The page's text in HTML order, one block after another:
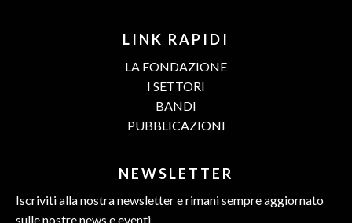
LINK RAPIDI
LA FONDAZIONE
I SETTORI
BANDI
PUBBLICAZIONI
NEWSLETTER
Iscriviti alla nostra newsletter e rimani sempre aggiornato
sulle nostre news e eventi.